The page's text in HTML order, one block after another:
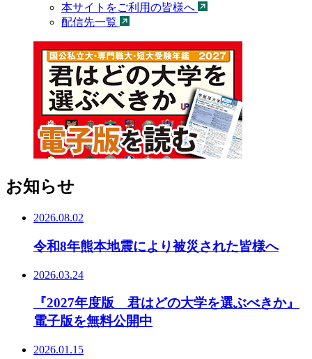
本サイトをご利用の皆様へ
配信先一覧
お知らせ
2026.08.02
令和8年熊本地震により被災された皆様へ
2026.03.24
『2027年度版 君はどの大学を選ぶべきか』
電子版を無料公開中
2026.01.15